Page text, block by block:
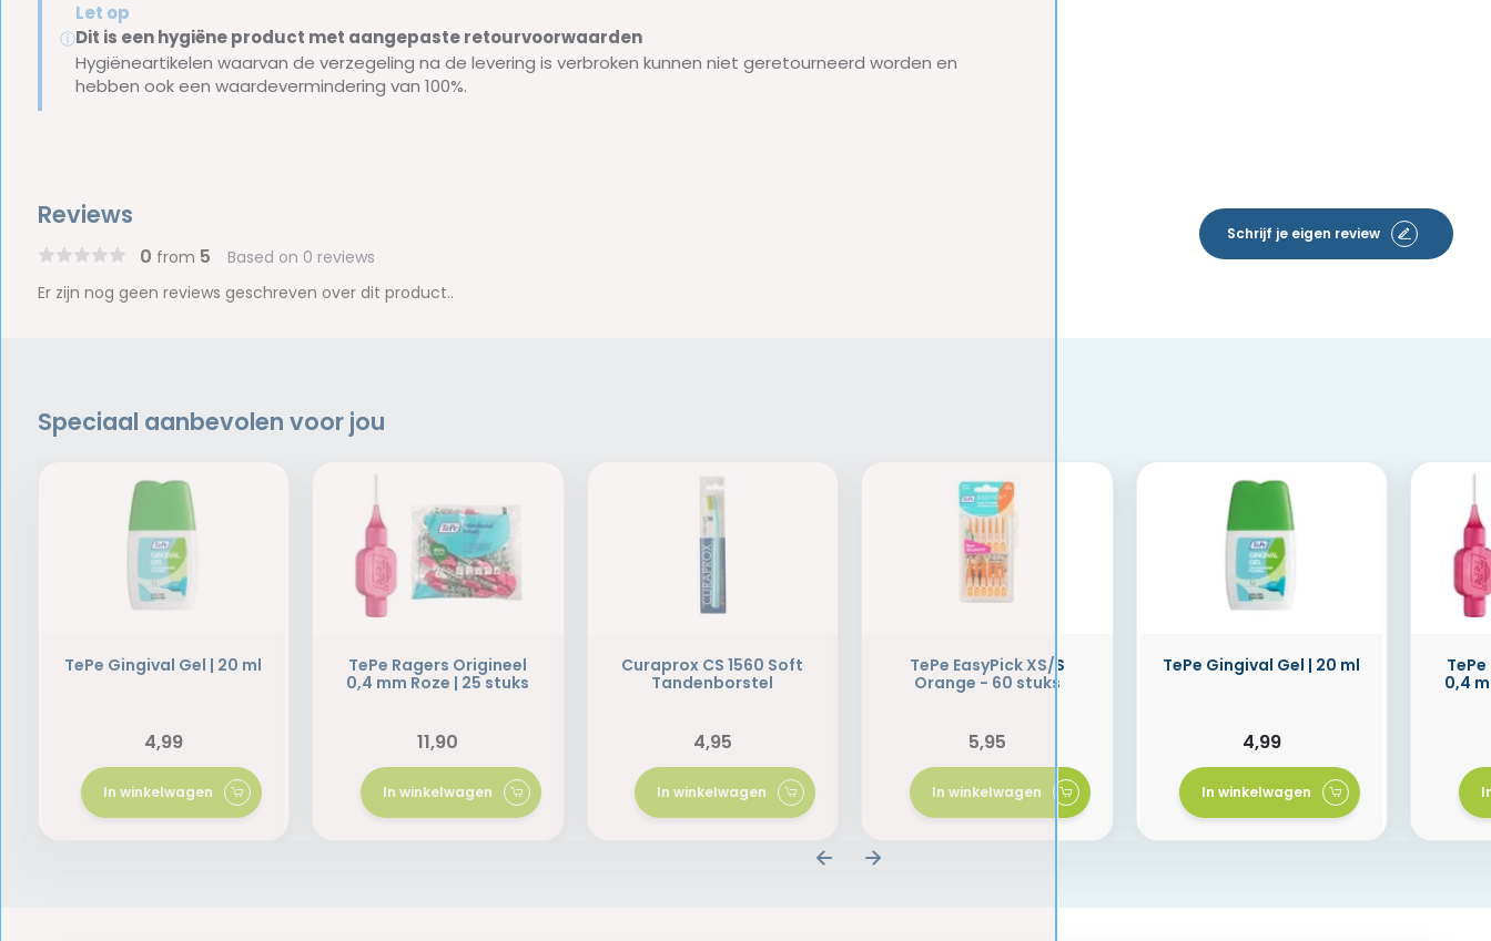
ⓘ
Let op
Dit is een hygiëne product met aangepaste retourvoorwaarden
Hygiëneartikelen waarvan de verzegeling na de levering is verbroken kunnen niet geretourneerd worden en
hebben ook een waardevermindering van 100%.
Reviews
0 from 5 Based on 0 reviews
Schrijf je eigen review
Er zijn nog geen reviews geschreven over dit product..
Speciaal aanbevolen voor jou
TePe Gingival Gel | 20 ml
4,99
In winkelwagen
TePe Ragers Origineel
0,4 mm Roze | 25 stuks
11,90
In winkelwagen
Curaprox CS 1560 Soft
Tandenborstel
4,95
In winkelwagen
TePe EasyPick XS/S
Orange - 60 stuks
5,95
In winkelwagen
TePe Gingival Gel | 20 ml
4,99
In winkelwagen
0,4